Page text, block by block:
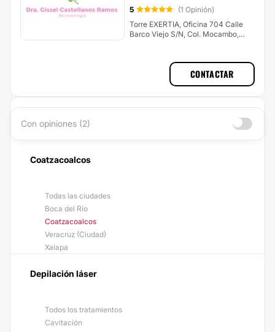
5
(1 Opinión)
Torre EXERTIA, Oficina 704 Calle
Barco Viejo S/N, Col. Mocambo,
CONTACTAR
Con opiniones (2)
Coatzacoalcos
Todas las ciudades
Boca del Río
Coatzacoalcos
Veracruz (Ciudad)
Xalapa
Depilación láser
Todos los tratamientos
Cavitación